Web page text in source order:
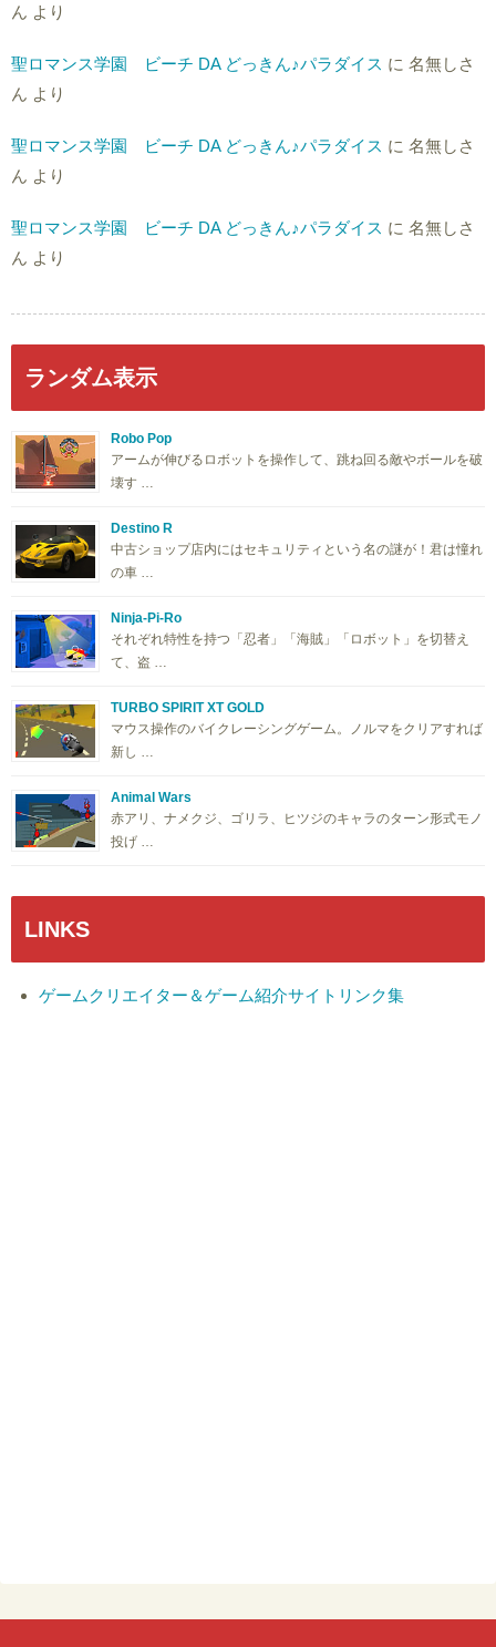
ん より
聖ロマンス学園 ビーチ DA どっきん♪パラダイス に 名無しさ
ん より
聖ロマンス学園 ビーチ DA どっきん♪パラダイス に 名無しさ
ん より
聖ロマンス学園 ビーチ DA どっきん♪パラダイス に 名無しさ
ん より
ランダム表示
Robo Pop
アームが伸びるロボットを操作して、跳ね回る敵やボールを破
壊す …
Destino R
中古ショップ店内にはセキュリティという名の謎が！君は憧れ
の車 …
Ninja-Pi-Ro
それぞれ特性を持つ「忍者」「海賊」「ロボット」を切替え
て、盗 …
TURBO SPIRIT XT GOLD
マウス操作のバイクレーシングゲーム。ノルマをクリアすれば
新し …
Animal Wars
赤アリ、ナメクジ、ゴリラ、ヒツジのキャラのターン形式モノ
投げ …
LINKS
ゲームクリエイター＆ゲーム紹介サイトリンク集